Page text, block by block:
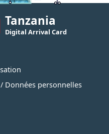
Tanzania
Digital Arrival Card
Données personnelles